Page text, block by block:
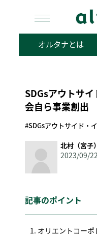
検
オルタナとは
SDGsアウトサ
会自ら事業創出
#SDGsアウトサイド・
北村（宮子
2023/09/22
記事のポイント
オリエントコー